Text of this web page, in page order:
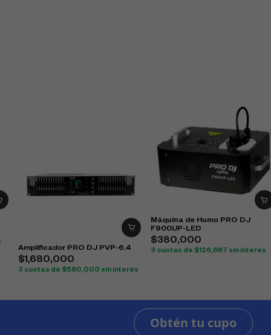
Amplificador PRO DJ PVP-6.4
$1,680,000
3 cuotas de $560,000 sin interés
Máquina de Humo PRO DJ
F900UP-LED
$380,000
3 cuotas de $126,667 sin interés